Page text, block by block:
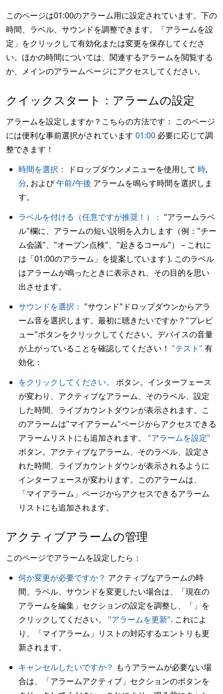
このページは01:00のアラーム用に設定されています。下の
時間、ラベル、サウンドを調整できます。「アラームを設
定」をクリックして有効化または変更を保存してくださ
い。ほかの時間については、関連するアラームを閲覧する
か、メインのアラームページにアクセスしてください。
クイックスタート：アラームの設定
アラームを設定しますか？こちらの方法です： このページ
には便利な事前選択がされています 01:00 必要に応じて調
整できます！
時間を選択：
ドロップダウンメニューを使用して 時,
分, および午前/午後 アラームを鳴らす時間を選択しま
す。
ラベルを付ける（任意ですが推奨！）： "アラームラベ
ル"欄に、アラームの短い説明を入力します（例："チー
ム会議"、"オーブン点検"、"起きるコール"） – これに
は「01:00のアラーム」を提案しています ). このラベル
はアラームが鳴ったときに表示され、その目的を思い
出させます。
サウンドを選択： "サウンド"ドロップダウンからアラ
ーム音を選択します。最初に聴きたいですか？"プレビ
ュー"ボタンをクリックしてください。デバイスの音量
が上がっていることを確認してください！ "テスト" 有
効化：
をクリックしてください。
ボタン。インターフェース
が変わり、アクティブなアラーム、そのラベル、設定
した時間、ライブカウントダウンが表示されます。こ
のアラームは"マイアラーム"ページからアクセスできる
アラームリストにも追加されます。 "アラームを設定"
ボタン。アクティブなアラーム、そのラベル、設定さ
れた時間、ライブカウントダウンが表示されるように
インターフェースが変わります。このアラームは、
「マイアラーム」ページからアクセスできるアラーム
リストにも追加されます。
アクティブアラームの管理
このページでアラームを設定したら：
何か変更が必要ですか？ アクティブなアラームの時
間、ラベル、サウンドを変更したい場合は、「現在の
アラームを編集」セクションの設定を調整し、「」を
クリックしてください。 "アラームを更新". これによ
り、「マイアラーム」リストの対応するエントリも更
新されます。
キャンセルしたいですか？ もうアラームが必要ない場
合は、「アラームアクティブ」セクションのボタンを